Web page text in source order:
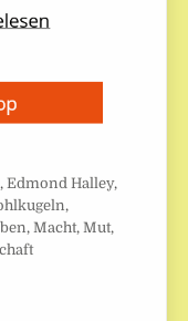
,Edmond Halley,
,
, Macht, Mut,